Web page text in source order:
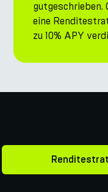
gutgeschrieben.
eine
zu 10% APY